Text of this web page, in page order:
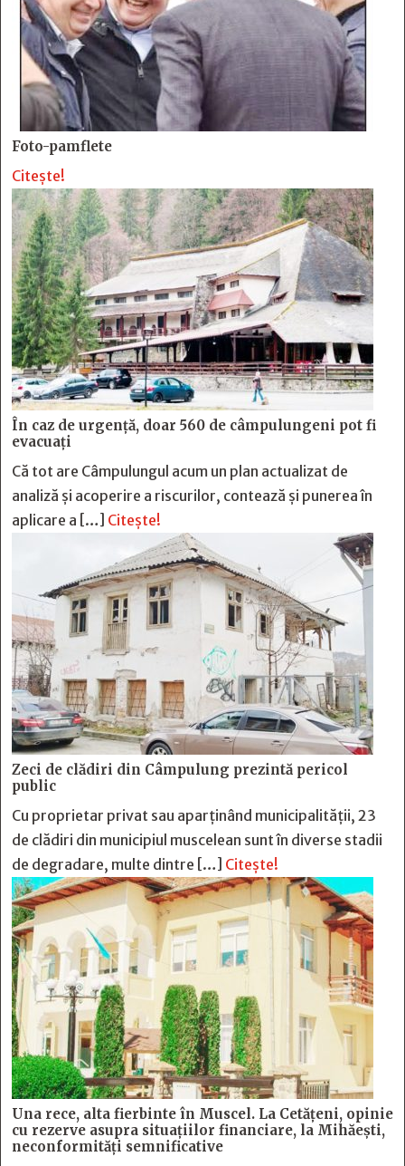
Foto-pamflete
Citește!
În caz de urgență, doar 560 de câmpulungeni pot fi
evacuați
Că tot are Câmpulungul acum un plan actualizat de
analiză și acoperire a riscurilor, contează și punerea în
aplicare a […] Citește!
Zeci de clădiri din Câmpulung prezintă pericol
public
Cu proprietar privat sau aparținând municipalității, 23
de clădiri din municipiul muscelean sunt în diverse stadii
de degradare, multe dintre […] Citește!
Una rece, alta fierbinte în Muscel. La Cetăţeni, opinie
cu rezerve asupra situaţiilor financiare, la Mihăeşti,
neconformităţi semnificative